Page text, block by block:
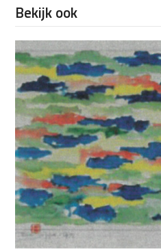
Bekijk ook